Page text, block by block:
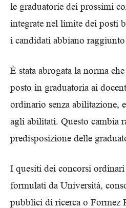
le graduatorie dei prossimi
integrate nel limite dei posti
i candidati abbiano
È stata abrogata la norma
posto in graduatoria ai
ordinario senza abilitazione,
agli abilitati. Questo cambia
predisposizione delle
I quesiti dei concorsi ordinari
formulati da Università,
pubblici di ricerca o Formez